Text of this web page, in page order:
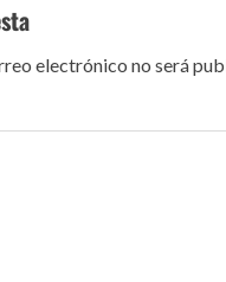
electrónico no será